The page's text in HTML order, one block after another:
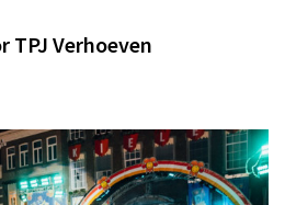
TPJ Verhoeven